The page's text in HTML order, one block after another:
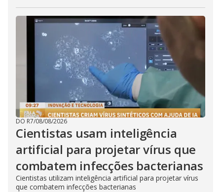
DO R7/08/08/2026
Cientistas usam inteligência
artificial para projetar vírus que
combatem infecções bacterianas
Cientistas utilizam inteligência artificial para projetar vírus
que combatem infecções bacterianas